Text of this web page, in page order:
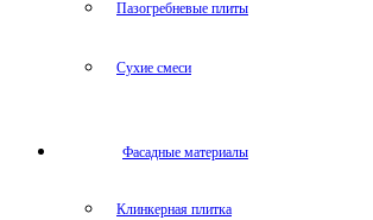
Пазогребневые плиты
Сухие смеси
Фасадные материалы
Клинкерная плитка